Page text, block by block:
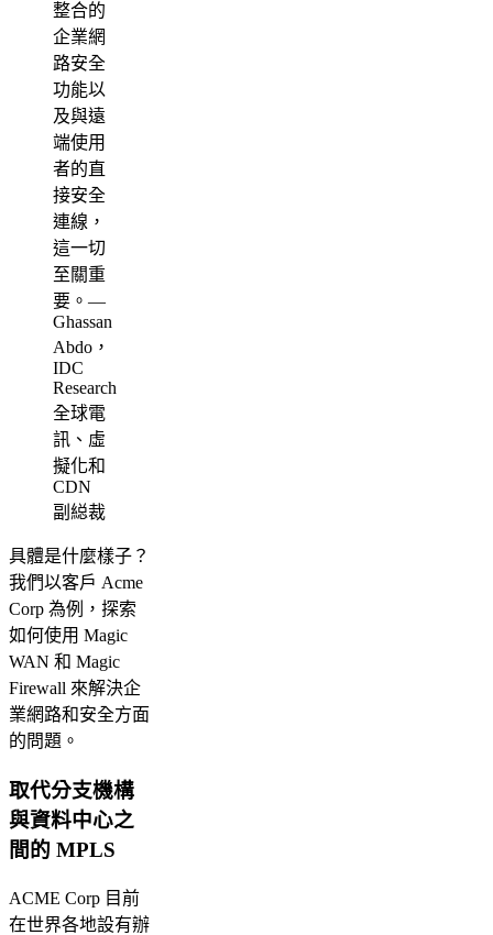
整合的
企業網
路安全
功能以
及與遠
端使用
者的直
接安全
連線，
這一切
至關重
要。—
Ghassan
Abdo，
IDC
Research
全球電
訊、虛
擬化和
CDN
副縂裁
具體是什麼樣子？
我們以客戶 Acme
Corp 為例，探索
如何使用 Magic
WAN 和 Magic
Firewall 來解決企
業網路和安全方面
的問題。
取代分支機構
與資料中心之
間的 MPLS
ACME Corp 目前
在世界各地設有辦